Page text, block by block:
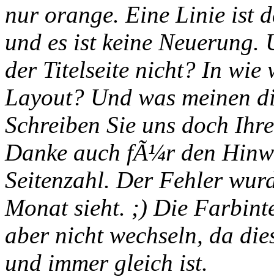
nur orange. Eine Linie ist
und es ist keine
der Titelseite nicht? In wie
Layout? Und was meinen
Schreiben Sie uns doch
Danke auch fÃ¼r den
Seitenzahl. Der Fehler
Monat sieht. ;) Die
aber nicht wechseln, da
und immer gleich ist.